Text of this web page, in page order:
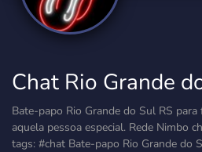
Chat Rio Grande
Bate-papo Rio Grande do Sul RS
aquela pessoa especial. Rede Nimbo
tags: #chat Bate-papo Rio Grande do